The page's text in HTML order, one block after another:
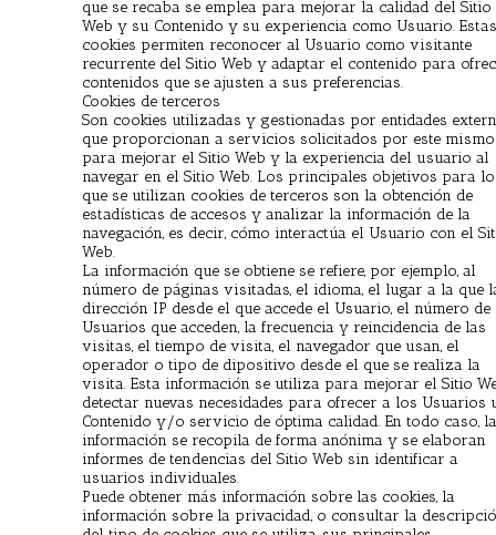
que se recaba se emplea para mejorar la calidad del Sitio
Web y su Contenido y su experiencia como Usuario.
cookies permiten reconocer al Usuario como visitante
recurrente del Sitio Web y adaptar el contenido para
contenidos que se ajusten a sus preferencias.
Cookies de terceros
Son cookies utilizadas y gestionadas por entidades
que proporcionan a servicios solicitados por este mismo
para mejorar el Sitio Web y la experiencia del usuario al
navegar en el Sitio Web. Los principales objetivos para
que se utilizan cookies de terceros son la obtención de
estadísticas de accesos y analizar la información de la
navegación, es decir, cómo interactúa el Usuario con el
Web.
La información que se obtiene se refiere, por ejemplo, al
número de páginas visitadas, el idioma, el lugar a la que
dirección IP desde el que accede el Usuario, el número de
Usuarios que acceden, la frecuencia y reincidencia de las
visitas, el tiempo de visita, el navegador que usan, el
operador o tipo de dipositivo desde el que se realiza la
visita. Esta información se utiliza para mejorar el Sitio
detectar nuevas necesidades para ofrecer a los Usuarios
Contenido y/o servicio de óptima calidad. En todo caso,
información se recopila de forma anónima y se elaboran
informes de tendencias del Sitio Web sin identificar a
usuarios individuales.
Puede obtener más información sobre las cookies, la
información sobre la privacidad, o consultar la